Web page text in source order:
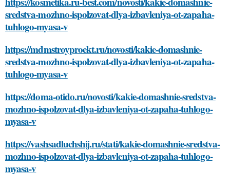
sredstva-mozhno-ispolzovat-dlya-izbavleniya-ot-zapaha-
tuhlogo-myasa-v
https://mdmstroyproekt.ru/novosti/kakie-domashnie-
sredstva-mozhno-ispolzovat-dlya-izbavleniya-ot-zapaha-
tuhlogo-myasa-v
https://doma-otido.ru/novosti/kakie-domashnie-sredstva-
mozhno-ispolzovat-dlya-izbavleniya-ot-zapaha-tuhlogo-
myasa-v
https://vashsadluchshij.ru/stati/kakie-domashnie-sredstva-
mozhno-ispolzovat-dlya-izbavleniya-ot-zapaha-tuhlogo-
myasa-v